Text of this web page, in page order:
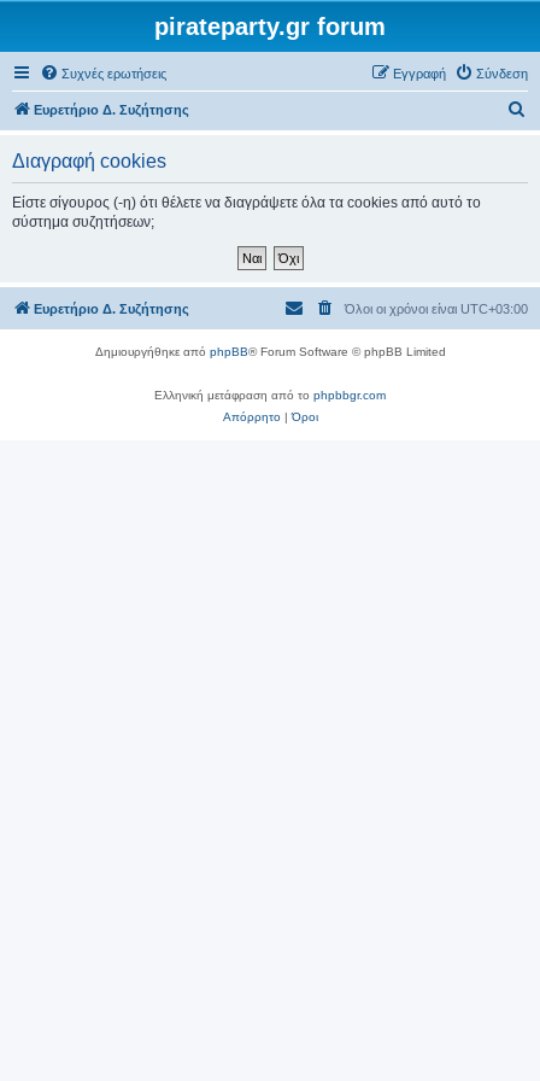
pirateparty.gr forum
Συχνές ερωτήσεις Σύνδεση
Εγγραφή
Ευρετήριο Δ. Συζήτησης
σ
Διαγραφή cookies
Είστε σίγουρος (-η) ότι θέλετε να διαγράψετε όλα τα cookies από αυτό το
σύστημα συζητήσεων;
Ευρετήριο Δ. Συζήτησης Όλοι οι χρόνοι είναι UTC+03:00
Δημιουργήθηκε από phpBB® Forum Software © phpBB Limited
Ελληνική μετάφραση από το phpbbgr.com
Απόρρητο|Όροι